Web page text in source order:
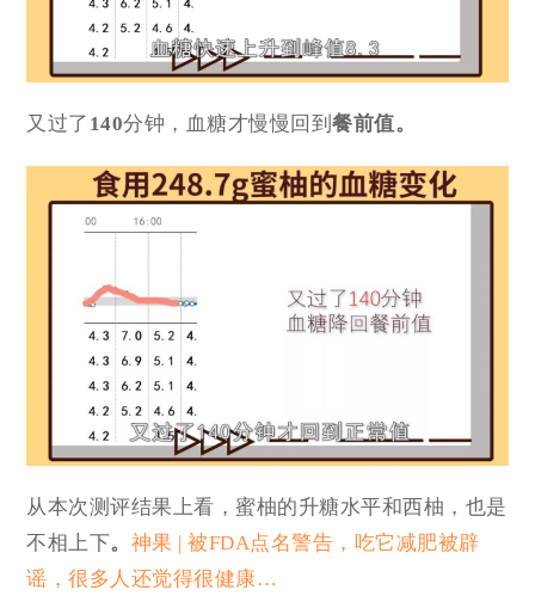
又过了 140分钟，血糖才慢慢回到餐前值。
从本次测评结果上看，蜜柚的升糖水平和西柚，也是
不相上下。 神果 | 被FDA点名警告，吃它减肥被辟
谣，很多人还觉得很健康…